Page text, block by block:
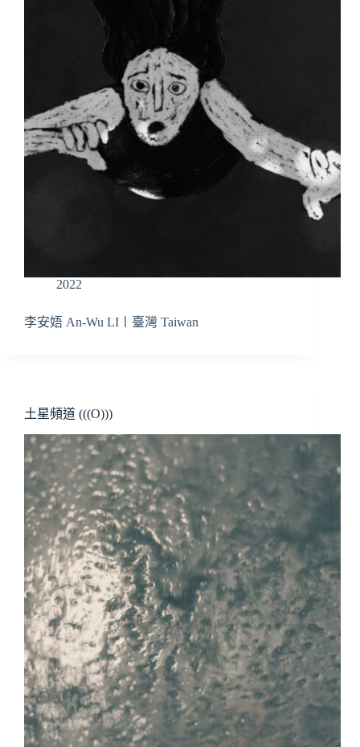
2022
李安娪 An-Wu LI〡臺灣 Taiwan
土星頻道 (((O)))